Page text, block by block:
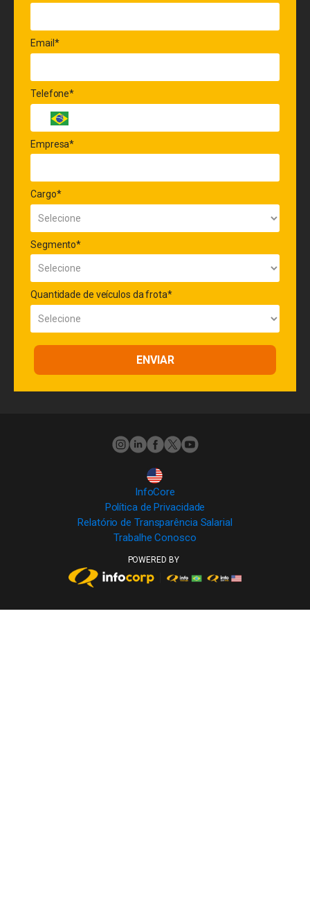
Email*
Telefone*
Empresa*
Cargo*
Segmento*
Quantidade de veículos da frota*
ENVIAR
InfoCore
Política de Privacidade
Relatório de Transparência Salarial
Trabalhe Conosco
POWERED BY